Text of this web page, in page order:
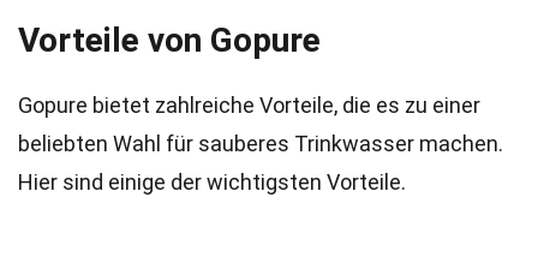
Vorteile von Gopure
Gopure bietet zahlreiche Vorteile, die es zu einer
beliebten Wahl für sauberes Trinkwasser machen.
Hier sind einige der wichtigsten Vorteile.